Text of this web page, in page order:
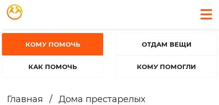
КОМУ ПОМОЧЬ
КАК ПОМОЧЬ
ОТДАМ ВЕЩИ
КОМУ ПОМОГЛИ
Главная / Дома престарелых